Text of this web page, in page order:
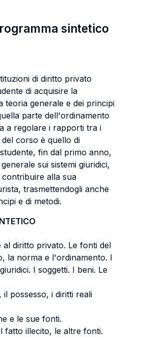
sintetico
di diritto privato
di acquisire la
teoria generale e dei principi
parte dell'ordinamento
a regolare i rapporti tra i
corso è quello di
fin dal primo anno,
sui sistemi giuridici,
alla sua
trasmettendogli anche
e di metodi.
al diritto privato. Le fonti del
la norma e l'ordinamento. I
I soggetti. I beni. Le
il possesso, i diritti reali
e le sue fonti.
fatto illecito, le altre fonti.